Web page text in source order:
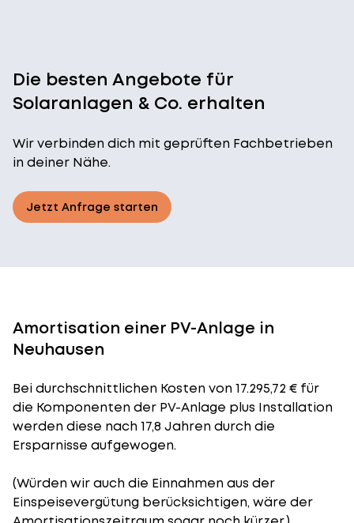
Die besten Angebote für
Solaranlagen & Co. erhalten
Wir verbinden dich mit geprüften Fachbetrieben
in deiner Nähe.
Jetzt Anfrage starten
Amortisation einer PV-Anlage in
Neuhausen
Bei durchschnittlichen Kostenvon 17.295,72 € für
die Komponenten der PV-Anlage plus Installation
werden diese nach 17,8 Jahren durch die
Ersparnisse aufgewogen.
(Würden wir auch die Einnahmen aus der
Einspeisevergütung berücksichtigen, wäre der